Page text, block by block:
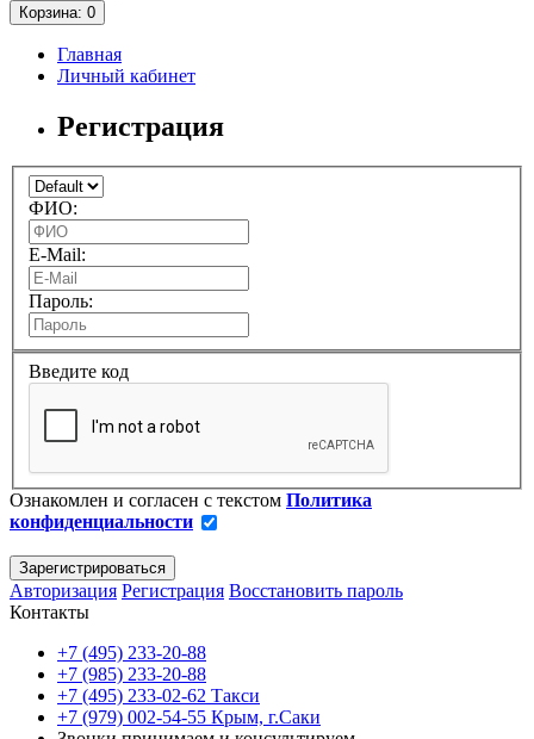
Корзина: 0
Главная
Личный кабинет
Регистрация
ФИО:
E-Mail:
Пароль:
Введите код
Ознакомлен и согласен с текстом Политика
конфиденциальности
Авторизация Регистрация Восстановить пароль
Контакты
+7 (495) 233-20-88
+7 (985) 233-20-88
+7 (495) 233-02-62 Такси
+7 (979) 002-54-55 Крым, г.Саки